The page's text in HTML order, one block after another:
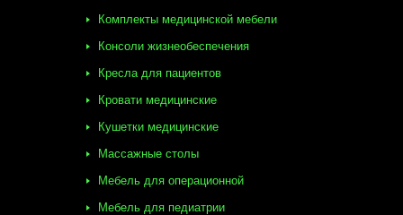
Комплекты медицинской мебели
Консоли жизнеобеспечения
Кресла для пациентов
Кровати медицинские
Кушетки медицинские
Массажные столы
Мебель для операционной
Мебель для педиатрии